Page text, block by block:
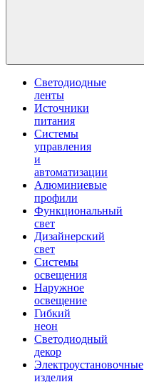
Светодиодные
ленты
Источники
питания
Системы
управления
и
автоматизации
Алюминиевые
профили
Функциональный
свет
Дизайнерский
свет
Системы
освещения
Наружное
освещение
Гибкий
неон
Светодиодный
декор
Электроустановочные
изделия